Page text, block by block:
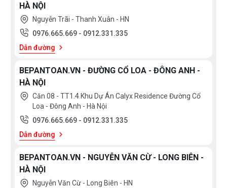
HÀ NỘI
Nguyễn Trãi - Thanh Xuân - HN
0976.665.669 - 0912.331.335
Dẫn đường
BEPANTOAN.VN - ĐƯỜNG CỔ LOA - ĐÔNG ANH -
HÀ NỘI
Căn 08 - TT1.4 Khu Dự Án Calyx Residence Đường Cổ
Loa - Đông Anh - Hà Nội
0976.665.669 - 0912.331.335
Dẫn đường
BEPANTOAN.VN - NGUYỄN VĂN CỪ - LONG BIÊN -
HÀ NỘI
Nguyễn Văn Cừ - Long Biên - HN